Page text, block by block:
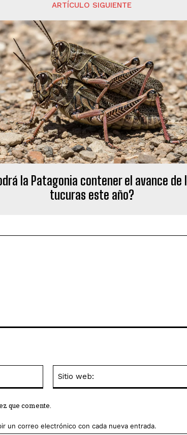
ARTÍCULO SIGUIENTE
la Patagonia contener el avance de
tucuras este año?
electrónico:*
que comente.
un correo electrónico con cada nueva entrada.